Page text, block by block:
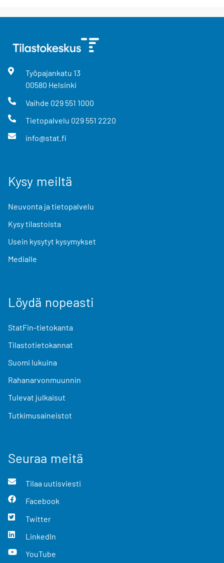
Työpajankatu 13
00580 Helsinki
Vaihde 029 551 1000
Tietopalvelu 029 551 2220
info@stat.fi
Kysy meiltä
Neuvonta ja tietopalvelu
Kysy tilastoista
Usein kysytyt kysymykset
Medialle
Löydä nopeasti
StatFin-tietokanta
Tilastotietokannat
Suomi lukuina
Rahanarvonmuunnin
Tulevat julkaisut
Tutkimusaineistot
Seuraa meitä
Tilaa uutisviesti
Facebook
Twitter
LinkedIn
YouTube